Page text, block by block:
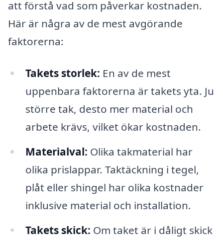
att förstå vad som påverkar kostnaden.
Här är några av de mest avgörande
faktorerna:
Takets storlek: En av de mest
uppenbara faktorerna är takets yta. Ju
större tak, desto mer material och
arbete krävs, vilket ökar kostnaden.
Materialval: Olika takmaterial har
olika prislappar. Taktäckning i tegel,
plåt eller shingel har olika kostnader
inklusive material och installation.
Takets skick: Om taket är i dåligt skick